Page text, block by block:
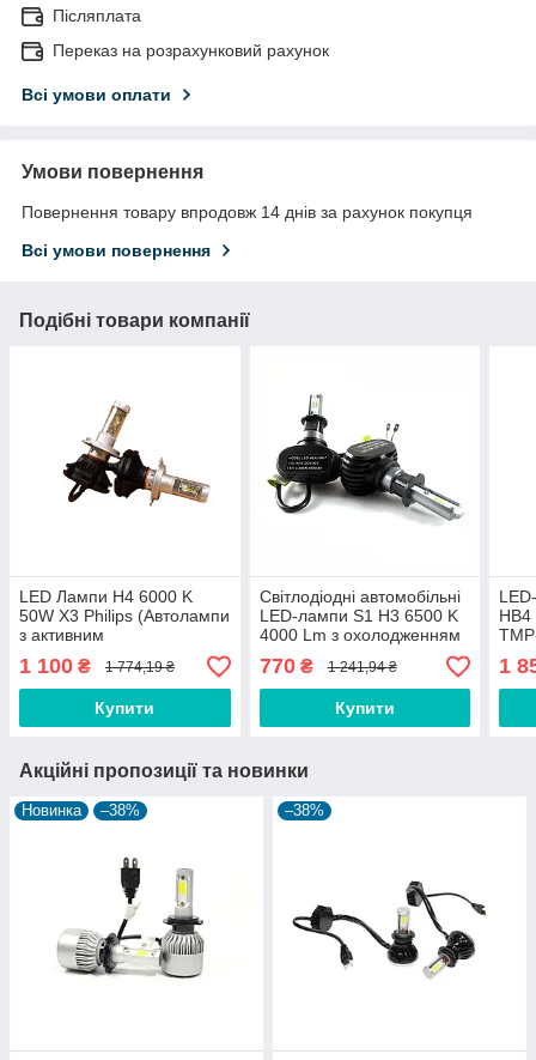
Післяплата
Переказ на розрахунковий рахунок
Всі умови оплати
Умови повернення
Повернення товару впродовж 14 днів за рахунок покупця
Всі умови повернення
Подібні товари компанії
LED Лампи H4 6000 K
50W X3 Philips (Автолампи
з активним
охолодженням)
1 100 ₴ 1 774,19 ₴
Купити
Світлодіодні автомобільні
LED-лампи S1 H3 6500 K
4000 Lm з охолодженням
LED Headlight комплект 2
шт.
770₴ 1 241,94 ₴
Купити
1
Акційні пропозиції та новинки
Новинка –38% –38%